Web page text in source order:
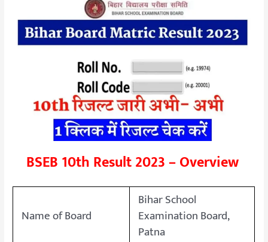
BSEB 10th Result 2023 – Overview
Name of Board
Bihar School
Examination Board,
Patna